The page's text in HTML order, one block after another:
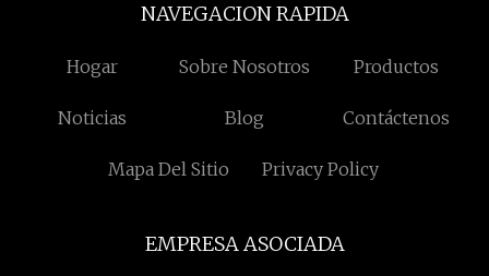
NAVEGACION RAPIDA
Hogar Sobre Nosotros Productos
Noticias Blog Contáctenos
Mapa Del Sitio Privacy Policy
EMPRESA ASOCIADA